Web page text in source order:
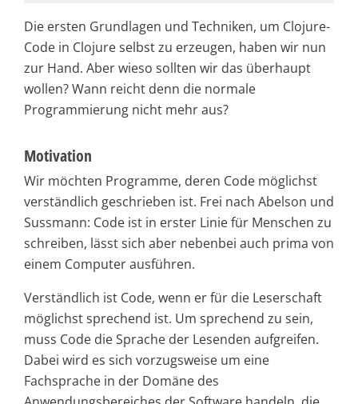
Die ersten Grundlagen und Techniken, um Clojure-
Code in Clojure selbst zu erzeugen, haben wir nun
zur Hand. Aber wieso sollten wir das überhaupt
wollen? Wann reicht denn die normale
Programmierung nicht mehr aus?
Motivation
Wir möchten Programme, deren Code möglichst
verständlich geschrieben ist. Frei nach Abelson und
Sussmann: Code ist in erster Linie für Menschen zu
schreiben, lässt sich aber nebenbei auch prima von
einem Computer ausführen.
Verständlich ist Code, wenn er für die Leserschaft
möglichst sprechend ist. Um sprechend zu sein,
muss Code die Sprache der Lesenden aufgreifen.
Dabei wird es sich vorzugsweise um eine
Fachsprache in der Domäne des